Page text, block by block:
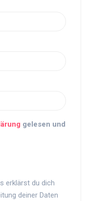
gelesen und
erklärst du dich
deiner Daten